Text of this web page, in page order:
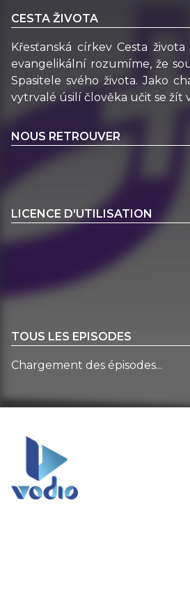
CESTA ŽIVOTA
Křesťanská církev Cesta
evangelikální rozumíme, že
Spasitele svého života. Jako
vytrvalé úsilí člověka učit se žít
NOUS RETROUVER
LICENCE D'UTILISATION
TOUS LES EPISODES
Chargement des épisodes...